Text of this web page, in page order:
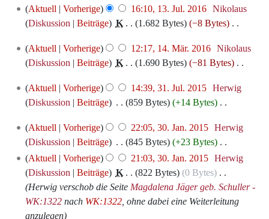
e
i
e
B
e
a
b
e
i
t
u
n
g
13.
Aktuell Vorherige 16:10, 13. Jul. 2016‎ Nikolaus
Diskussion
Beiträge K 1.682 Bytes −8 Bytes ‎
e
i
e
B
e
a
b
e
i
14.
März
Aktuell Vorherige 12:17, 14. Mär. 2016‎ Nikolaus
Diskussion
Beiträge K 1.690 Bytes −81 Bytes ‎
e
i
e
B
e
a
r
b
31.
Aktuell Vorherige 14:39, 31. Jul. 2015‎ Herwig
Diskussion
Beiträge 859 Bytes +14 Bytes ‎
e
i
n
e
B
e
a
30.
Januar
2015
Aktuell Vorherige 22:05, 30. Jan. 2015‎ Herwig
Diskussion
Beiträge 845 Bytes +23 Bytes ‎
K
e
i
n
e
Aktuell Vorherige 21:03, 30. Jan. 2015‎ Herwig
Diskussion
Beiträge K 822 Bytes 0 Bytes ‎
Herwig verschob die Seite Magdalena Jäger geb. Schuller -
WK:1322nach WK:1322, ohne dabei eine Weiterleitung
anzulegen